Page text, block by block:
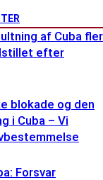
af Cuba
efter
blokade og den
i Cuba – Vi
Forsvar